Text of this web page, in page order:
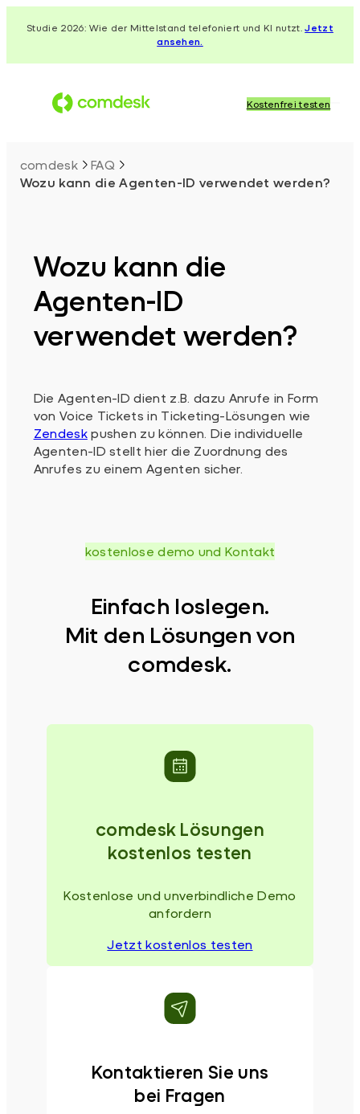
InhaltStudie 2026: Wie der Mittelstand telefoniert und KI nutzt.Jetzt
ansehen.
Kostenfrei testen
comdesk
FAQ
Wozu kann die Agenten-ID verwendet werden?
Wozu kann die
Agenten-ID
verwendet werden?
Die Agenten-ID dient z.B. dazu Anrufe in Form
von Voice Tickets in Ticketing-Lösungen wie
Zendeskpushen zu können. Die individuelle
Agenten-ID stellt hier die Zuordnung des
Anrufes zu einem Agenten sicher.
kostenlose demo und Kontakt
Einfach loslegen.
Mit den Lösungen von
comdesk.
comdesk Lösungen
kostenlos testen
Kostenlose und unverbindliche Demo
anfordern
Jetzt kostenlos testen
Kontaktieren Sie uns
bei Fragen